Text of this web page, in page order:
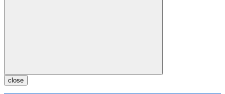
close